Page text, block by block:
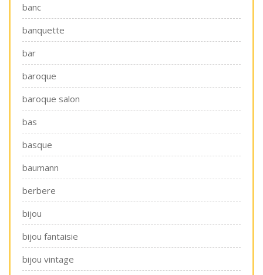
banc
banquette
bar
baroque
baroque salon
bas
basque
baumann
berbere
bijou
bijou fantaisie
bijou vintage